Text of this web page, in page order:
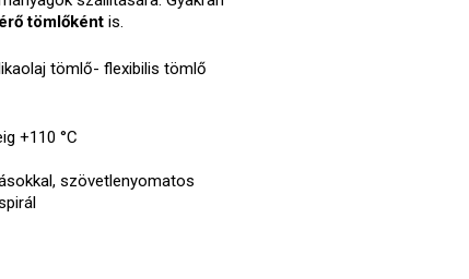
tömlőként is.
tömlő- flexibilis tömlő
+110 °C
szövetlenyomatos